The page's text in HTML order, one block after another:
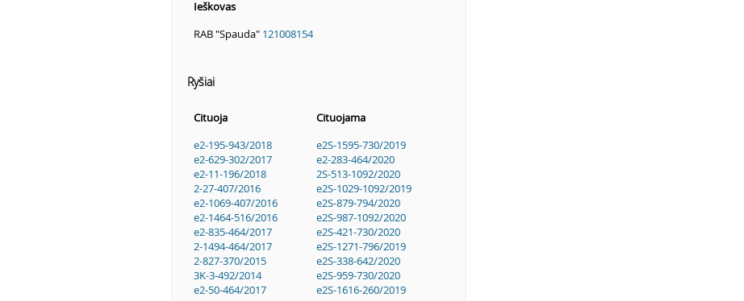
Ieškovas
RAB "Spauda" 121008154
Ryšiai
Cituoja
Cituojama
e2-195-943/2018
e2-629-302/2017
e2-11-196/2018
2-27-407/2016
e2-1069-407/2016
e2-1464-516/2016
e2-835-464/2017
2-1494-464/2017
2-827-370/2015
3K-3-492/2014
e2-50-464/2017
e2S-1595-730/2019
e2-283-464/2020
2S-513-1092/2020
e2S-1029-1092/2019
e2S-879-794/2020
e2S-987-1092/2020
e2S-421-730/2020
e2S-1271-796/2019
e2S-338-642/2020
e2S-959-730/2020
e2S-1616-260/2019